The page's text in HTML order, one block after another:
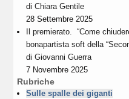
diChiara Gentile
28 Settembre 2025
Il premierato. “Come
bonapartista soft della
diGiovanni Guerra
7 Novembre 2025
Rubriche
Sulle spalle dei giganti